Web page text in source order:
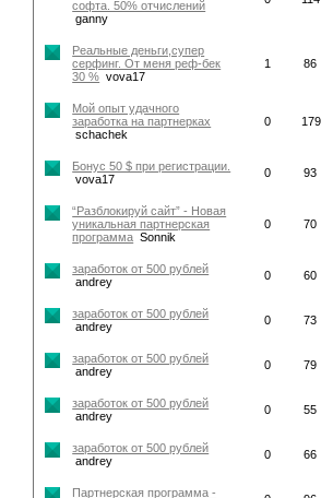
софта. 50% отчислений
ganny
Реальные деньги,супер
серфинг. От меня реф-бек
30 % vova17
1 86
Мой опыт удачного
заработка на партнерках
schachek
0 179
Бонус 50 $ при регистрации.
vova17
0 93
“Разблокируй сайт” - Новая
уникальная партнерская
программа Sonnik
0 70
заработок от 500 рублей
andrey
0 60
заработок от 500 рублей
andrey
0 73
заработок от 500 рублей
andrey
0 79
заработок от 500 рублей
andrey
0 55
заработок от 500 рублей
andrey
0 66
Партнерская программа -